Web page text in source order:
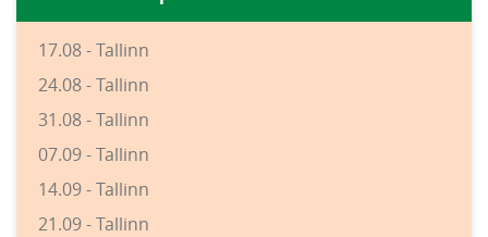
17.08 - Tallinn
24.08 - Tallinn
31.08 - Tallinn
07.09 - Tallinn
14.09 - Tallinn
21.09 - Tallinn